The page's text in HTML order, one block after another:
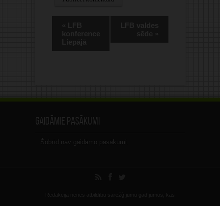
Gaidāmie pasākumi
Šobrīd nav gaidāmo pasākumi.
Redakcija nenes atbildību sarežģījumu gadījumos, kas